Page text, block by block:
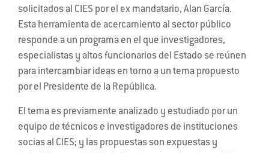
solicitados al CIES por el ex mandatario, Alan García.
Esta herramienta de acercamiento al sector público
responde a un programa en el que investigadores,
especialistas y altos funcionarios del Estado se reúnen
para intercambiar ideas en torno a un tema propuesto
por el Presidente de la República.
El tema es previamente analizado y estudiado por un
equipo de técnicos e investigadores de instituciones
socias al CIES; y las propuestas son expuestas y